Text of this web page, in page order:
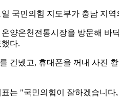
국민의힘 지도부가 충남 지
양온천전통시장을 방문해
다.
건넸고, 휴대폰을 꺼내 사진
는 "국민의힘이 잘하겠습니